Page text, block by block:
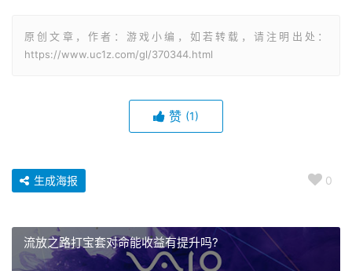
原创文章，作者：游戏小编，如若转载，请注明出处：
https://www.uc1z.com/gl/370344.html
赞 (1)
0
生成海报
流放之路打宝套对命能收益有提升吗?